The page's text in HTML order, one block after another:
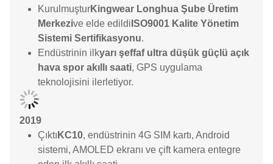
KurulmuşturKingwear Longhua Şube Üretim
Merkezive elde edildi ISO9001 Kalite Yönetim
Sistemi Sertifikasyonu.
Endüstrinin ilkyarı şeffaf ultra düşük güçlü açık
hava spor akıllı saati, GPS uygulama
teknolojisini ilerletiyor.
2019
Çıktı KC10, endüstrinin 4G SIM kartı, Android
sistemi, AMOLED ekranı ve çift kamera entegre